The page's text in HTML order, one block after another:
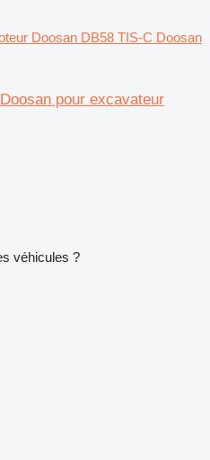
Doosan DB58 TIS-C Doosan
pour excavateur
véhicules ?